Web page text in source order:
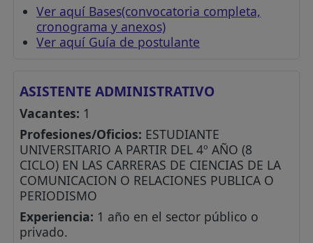
Ver aquí Bases(convocatoria completa,
cronograma y anexos)
Ver aquí Guía de postulante
ASISTENTE ADMINISTRATIVO
Vacantes: 1
Profesiones/Oficios: ESTUDIANTE
UNIVERSITARIO A PARTIR DEL 4º AÑO (8
CICLO) EN LAS CARRERAS DE CIENCIAS DE LA
COMUNICACION O RELACIONES PUBLICA O
PERIODISMO
Experiencia: 1 año en el sector público o
privado.